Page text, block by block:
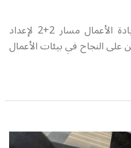
يقدّم برنامج BBA في الإدارة وريادة الأعمال مسار 2+2 لإعداد
على النجاح في بيئات الأعمال